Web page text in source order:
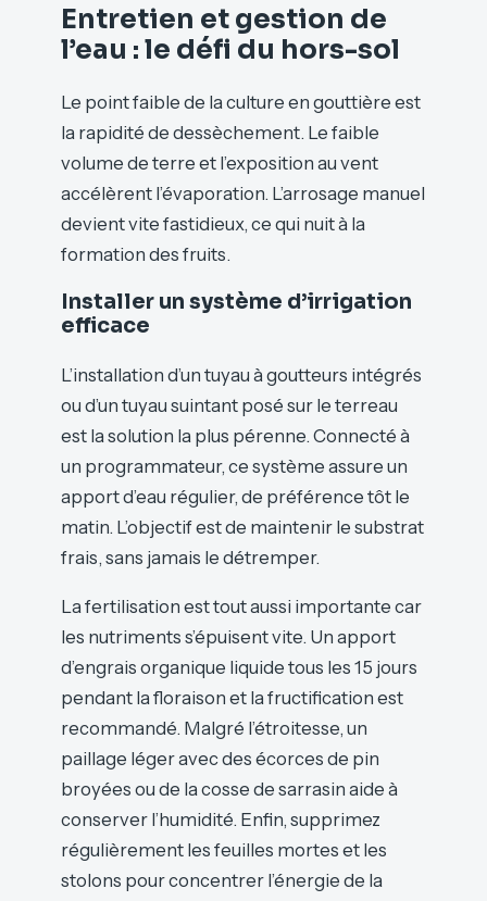
Entretien et gestion de
l’eau : le défi du hors-sol
Le point faible de la culture en gouttière est
la rapidité de dessèchement. Le faible
volume de terre et l’exposition au vent
accélèrent l’évaporation. L’arrosage manuel
devient vite fastidieux, ce qui nuit à la
formation des fruits.
Installer un système d’irrigation
efficace
L’installation d’un tuyau à goutteurs intégrés
ou d’un tuyau suintant posé sur le terreau
est la solution la plus pérenne. Connecté à
un programmateur, ce système assure un
apport d’eau régulier, de préférence tôt le
matin. L’objectif est de maintenir le substrat
frais, sans jamais le détremper.
La fertilisation est tout aussi importante car
les nutriments s’épuisent vite. Un apport
d’engrais organique liquide tous les 15 jours
pendant la floraison et la fructification est
recommandé. Malgré l’étroitesse, un
paillage léger avec des écorces de pin
broyées ou de la cosse de sarrasin aide à
conserver l’humidité. Enfin, supprimez
régulièrement les feuilles mortes et les
stolons pour concentrer l’énergie de la